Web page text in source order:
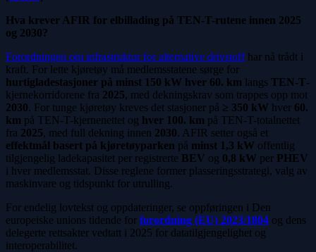
Hva krever AFIR for elbillading på TEN-T-rutene innen 2025
og 2030?
Forordningen om infrastruktur for alternative drivstoffhar nå trådt i
kraft. For lette kjøretøy må medlemsstatene sørge for
hurtigladestasjoner på minst 150 kW hver 60. km langs TEN-T-
kjernekorridorene fra 2025, med dekningskrav som trappes opp mot
2030. For tunge kjøretøy kreves det stasjoner på ≥ 350 kW hver 60.
km på TEN-T-kjernenettet og hver 100. km på TEN-T-totalnettet
fra 2025, med full dekning innen 2030. AFIR setter også et
effektmål basert på kjøretøyparken på minst 1,3 kW offentlig
tilgjengelig ladekapasitet per registrerte BEV og 0,8 kW per PHEV
i hver medlemsstat. Disse reglene former plasseringsstrategi, valg av
maskinvare og tidspunkt for utrulling.
For endelig lovtekst og oppdateringer, se oppføringen i Den
europeiske unions tidende for forordning (EU) 2023/1804 og dens
delegerte rettsakter vedtatt i 2025 for datatilgjengelighet og
interoperabilitet.